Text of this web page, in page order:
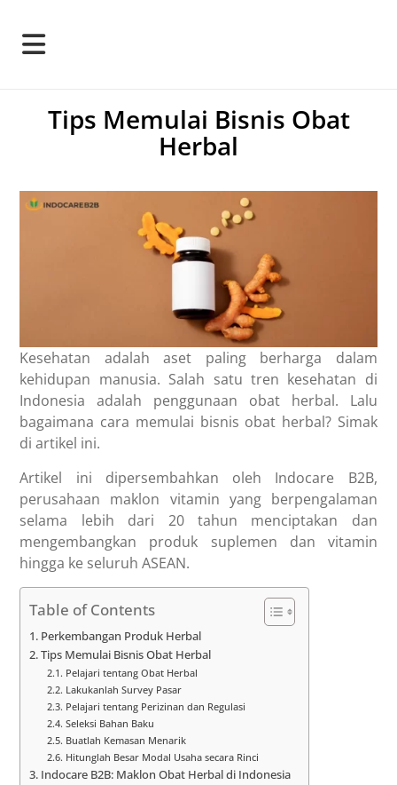
Tips Memulai Bisnis Obat
Herbal
Kesehatan adalah aset paling berharga dalam
kehidupan manusia. Salah satu tren kesehatan di
Indonesia adalah penggunaan obat herbal. Lalu
bagaimana cara memulai bisnis obat herbal? Simak
di artikel ini.
Artikel ini dipersembahkan oleh Indocare B2B,
perusahaan maklon vitamin yang berpengalaman
selama lebih dari 20 tahun menciptakan dan
mengembangkan produk suplemen dan vitamin
hingga ke seluruh ASEAN.
Table of Contents
Perkembangan Produk Herbal
Tips Memulai Bisnis Obat Herbal
Pelajari tentang Obat Herbal
Lakukanlah Survey Pasar
Pelajari tentang Perizinan dan Regulasi
Seleksi Bahan Baku
Buatlah Kemasan Menarik
Hitunglah Besar Modal Usaha secara Rinci
Indocare B2B: Maklon Obat Herbal di Indonesia